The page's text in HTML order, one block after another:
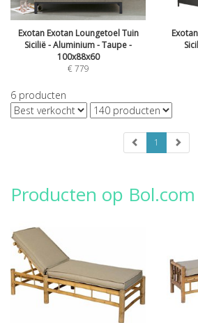
Exotan Exotan Loungetoel Tuin
Sicilië - Aluminium - Taupe -
100x88x60
€779
6 producten
1
Producten op Bol.com